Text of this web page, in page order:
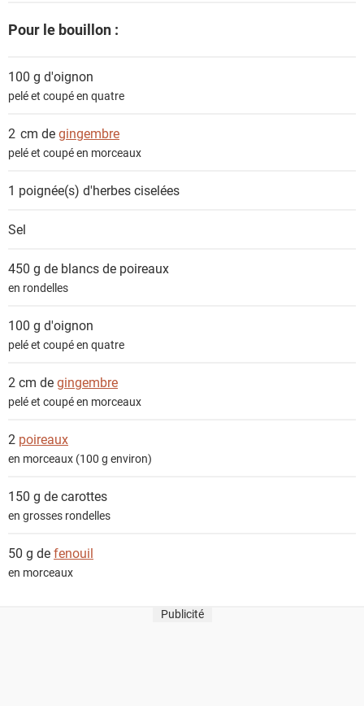
Pour le bouillon :
100 g d'oignon
pelé et coupé en quatre
2 cm degingembre
pelé et coupé en morceaux
1 poignée(s) d'herbes ciselées
Sel
450 g de blancs de poireaux
en rondelles
100 g d'oignon
pelé et coupé en quatre
2 cm degingembre
pelé et coupé en morceaux
2 poireaux
en morceaux (100 g environ)
150 g decarottes
en grosses rondelles
50 g defenouil
en morceaux
Publicité